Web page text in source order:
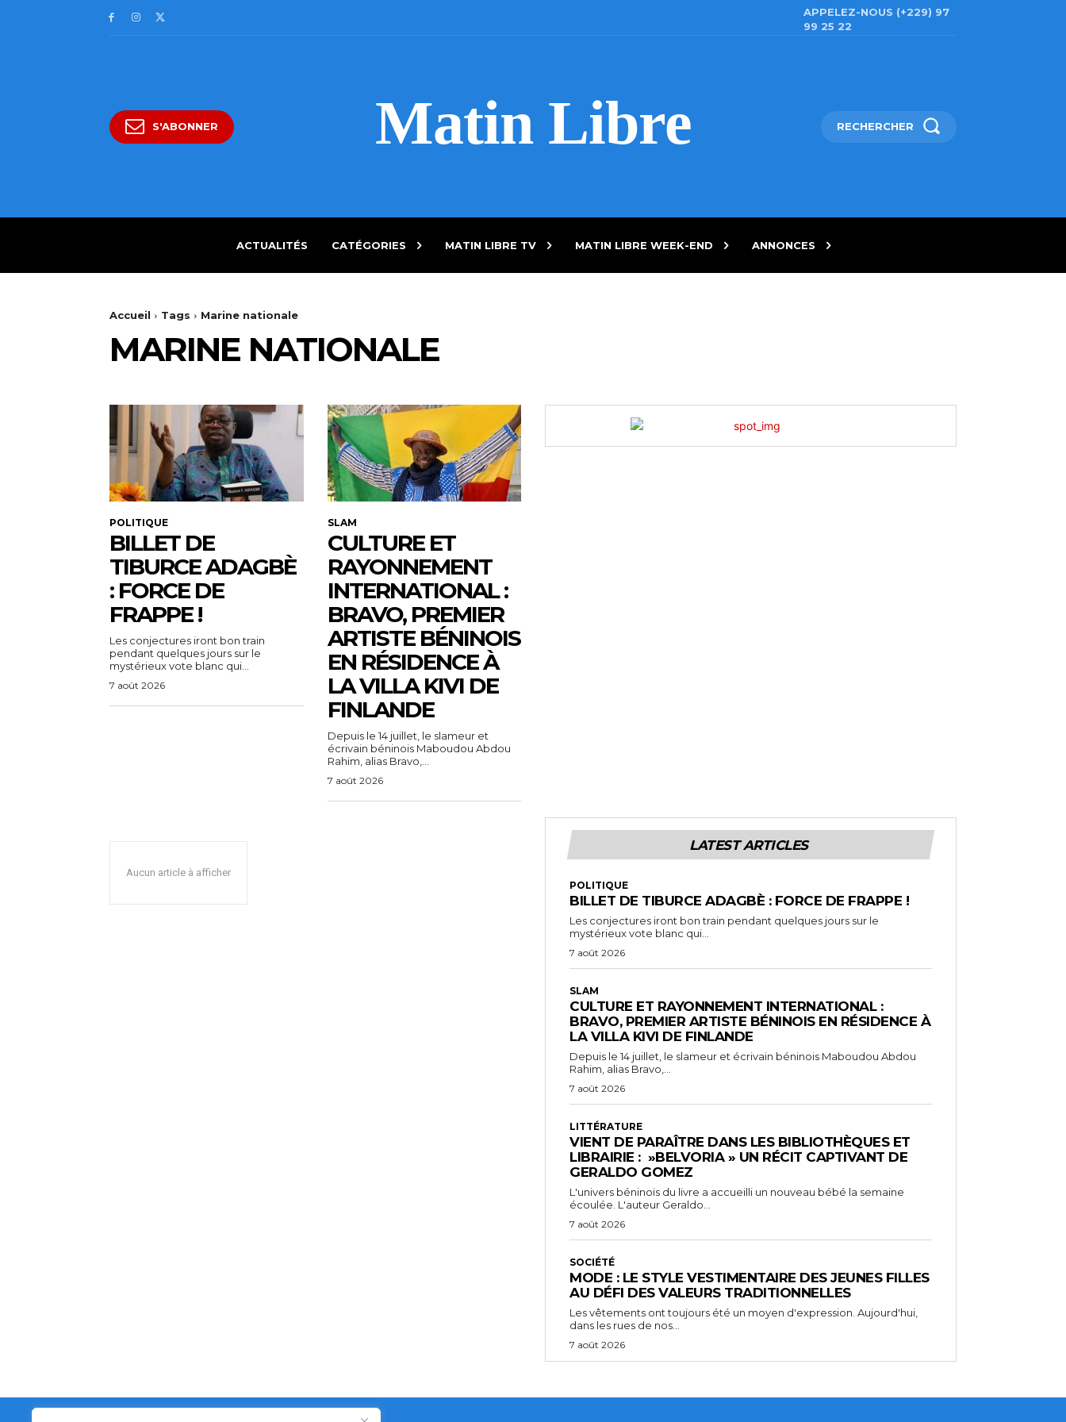
APPELEZ-NOUS (+229) 97
99 25 22
S'ABONNER Matin Libre RECHERCHER
ACTUALITÉS CATÉGORIES MATIN LIBRE TV MATIN LIBRE WEEK-END ANNONCES
Accueil Tags Marine nationale
MARINE NATIONALE
POLITIQUE
BILLET DE
TIBURCE ADAGBÈ
: FORCE DE
FRAPPE !
Les conjectures iront bon train
pendant quelques jours sur le
mystérieux vote blanc qui...
7 août 2026
SLAM
CULTURE ET
RAYONNEMENT
INTERNATIONAL :
BRAVO, PREMIER
ARTISTE BÉNINOIS
EN RÉSIDENCE À
LA VILLA KIVI DE
FINLANDE
Depuis le 14 juillet, le slameur et
écrivain béninois Maboudou Abdou
Rahim, alias Bravo,...
7 août 2026
Aucun article à afficher
LATEST ARTICLES
POLITIQUE
BILLET DE TIBURCE ADAGBÈ : FORCE DE FRAPPE !
Les conjectures iront bon train pendant quelques jours sur le
mystérieux vote blanc qui...
7 août 2026
SLAM
CULTURE ET RAYONNEMENT INTERNATIONAL :
BRAVO, PREMIER ARTISTE BÉNINOIS EN RÉSIDENCE À
LA VILLA KIVI DE FINLANDE
Depuis le 14 juillet, le slameur et écrivain béninois Maboudou Abdou
Rahim, alias Bravo,...
7 août 2026
LITTÉRATURE
VIENT DE PARAÎTRE DANS LES BIBLIOTHÈQUES ET
LIBRAIRIE : »BELVORIA » UN RÉCIT CAPTIVANT DE
GERALDO GOMEZ
L'univers béninois du livre a accueilli un nouveau bébé la semaine
écoulée. L'auteur Geraldo...
7 août 2026
SOCIÉTÉ
MODE : LE STYLE VESTIMENTAIRE DES JEUNES FILLES
AU DÉFI DES VALEURS TRADITIONNELLES
Les vêtements ont toujours été un moyen d'expression. Aujourd'hui,
dans les rues de nos...
7 août 2026